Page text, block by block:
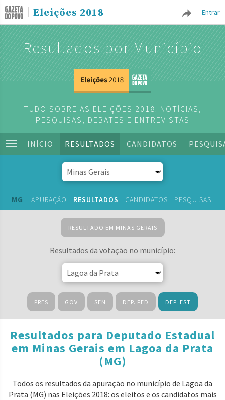
Entrar
Eleições 2018
Resultados por Município
TUDO SOBRE AS ELEIÇÕES 2018: NOTÍCIAS,
PESQUISAS, DEBATES E ENTREVISTAS
INÍCIO RESULTADOS CANDIDATOS
MG APURAÇÃO RESULTADOS CANDIDATOS PESQUISAS
RESULTADO EM MINAS GERAIS
Resultados da votação no município:
PRES GOV SEN DEP. FED DEP. EST
Resultados para Deputado Estadual
em Minas Gerais em Lagoa da Prata
(MG)
Todos os resultados da apuração no município de Lagoa da
Prata (MG) nas Eleições 2018: os eleitos e os candidatos mais